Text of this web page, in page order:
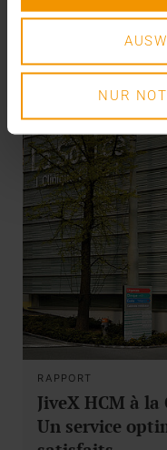
NUR
RAPPORT
JiveX HCM à
Un service